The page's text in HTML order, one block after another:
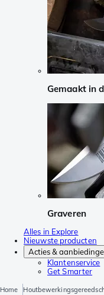
Gemaakt in
Graveren
Alles in Explore
Nieuwste producten
Acties &
Klantenservice
Get Smarter
Home